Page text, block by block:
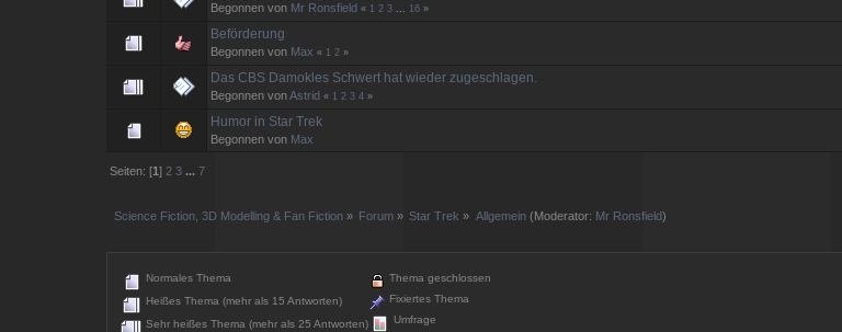
Begonnen von Mr Ronsfield « 1 2 3 ... 16 »
Beförderung
Begonnen von Max « 1 2 »
Das CBS Damokles Schwert hat wieder zugeschlagen.
Begonnen vonAstrid « 1 2 3 4 »
Humor in Star Trek
Begonnen von Max
Seiten: [1] 2 3 ... 7
Science Fiction, 3D Modelling & Fan Fiction» Forum » Star Trek » Allgemein(Moderator: Mr Ronsfield)
Normales Thema
Heißes Thema (mehr als 15 Antworten)
Sehr heißes Thema (mehr als 25 Antworten)
Thema geschlossen
Fixiertes Thema
Umfrage